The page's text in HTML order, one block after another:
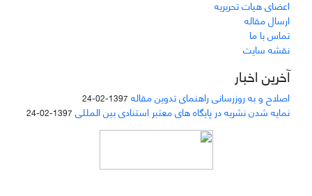
اعضای هیات تحریریه
ارسال مقاله
تماس با ما
نقشه سایت
آخرین اخبار
اصلاح و به روزرسانی راهنمای تدوین مقاله 1397-02-24
نمایه شدن نشریه در پایگاه های معتبر استنادی بین المللی 1397-02-24